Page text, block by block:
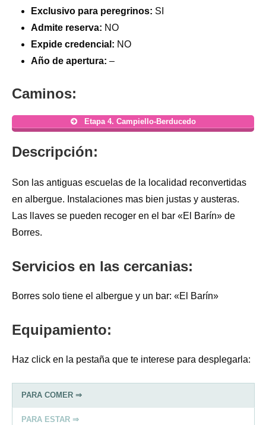
Exclusivo para peregrinos: SI
Admite reserva: NO
Expide credencial: NO
Año de apertura: –
Caminos:
Etapa 4. Campiello-Berducedo
Descripción:
Son las antiguas escuelas de la localidad reconvertidas
en albergue. Instalaciones mas bien justas y austeras.
Las llaves se pueden recoger en el bar «El Barín» de
Borres.
Servicios en las cercanias:
Borres solo tiene el albergue y un bar: «El Barín»
Equipamiento:
Haz click en la pestaña que te interese para desplegarla:
PARA COMER ⇒
PARA ESTAR ⇒